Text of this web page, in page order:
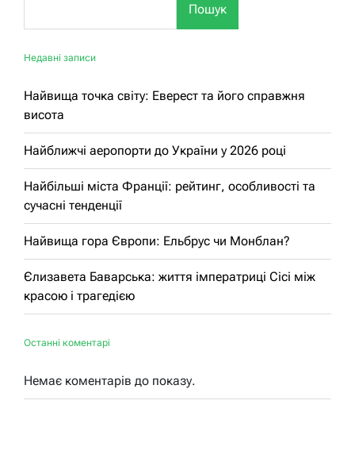
Пошук
Недавні записи
Найвища точка світу: Еверест та його справжня
висота
Найближчі аеропорти до України у 2026 році
Найбільші міста Франції: рейтинг, особливості та
сучасні тенденції
Найвища гора Європи: Ельбрус чи Монблан?
Єлизавета Баварська: життя імператриці Сісі між
красою і трагедією
Останні коментарі
Немає коментарів до показу.